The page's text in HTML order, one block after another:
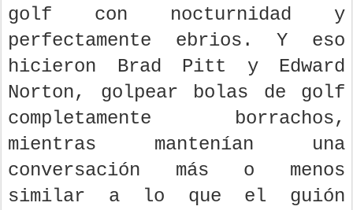
golf con nocturnidad y
perfectamente ebrios. Y eso
hicieron Brad Pitt y Edward
Norton, golpear bolas de golf
completamente borrachos,
mientras mantenían una
conversación más o menos
similar a lo que el guión